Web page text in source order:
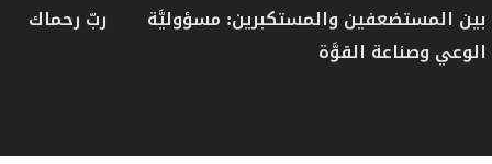
بين المستضعفين والمستكبرين: مسؤوليَّة
الوعي وصناعة القوَّة
ربّ رحماك